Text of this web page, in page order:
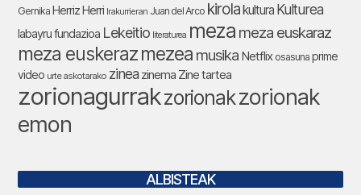
Gernika Herriz Herri Irakurrieran Juan del Arco kirolakultura Kulturea
labayru fundazioa Lekeitio literaturea meza meza euskaraz
meza euskerazmezea musika Netflix osasuna prime
video urte askotarako zinea zinema Zine tartea
zorionagurrakzorionakzorionak
emon
ALBISTEAK